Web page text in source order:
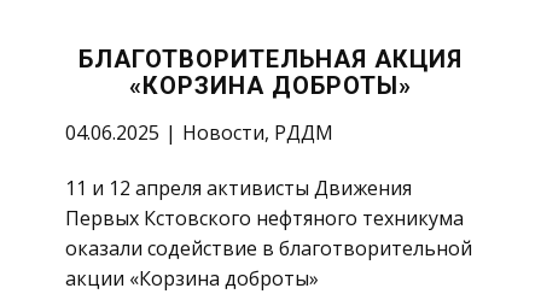
БЛАГОТВОРИТЕЛЬНАЯ АКЦИЯ
«КОРЗИНА ДОБРОТЫ»
04.06.2025 Новости, РДДМ
11 и 12 апреля активисты Движения
Первых Кстовского нефтяного техникума
оказали содействие в благотворительной
акции «Корзина доброты»